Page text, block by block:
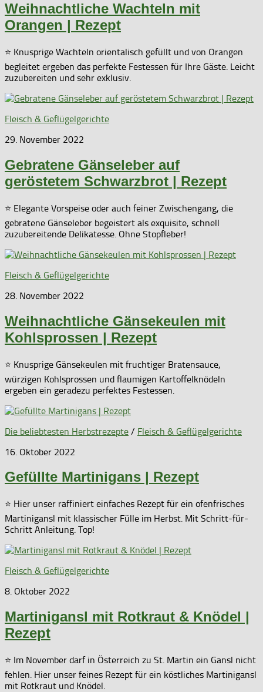
Weihnachtliche Wachteln mit
Orangen | Rezept
⭐ Knusprige Wachteln orientalisch gefüllt und von Orangen
begleitet ergeben das perfekte Festessen für Ihre Gäste. Leicht
zuzubereiten und sehr exklusiv.
Fleisch & Geflügelgerichte
29. November 2022
Gebratene Gänseleber auf
geröstetem Schwarzbrot | Rezept
⭐ Elegante Vorspeise oder auch feiner Zwischengang, die
gebratene Gänseleber begeistert als exquisite, schnell
zuzubereitende Delikatesse. Ohne Stopfleber!
Fleisch & Geflügelgerichte
28. November 2022
Weihnachtliche Gänsekeulen mit
Kohlsprossen | Rezept
⭐ Knusprige Gänsekeulen mit fruchtiger Bratensauce,
würzigen Kohlsprossen und flaumigen Kartoffelknödeln
ergeben ein geradezu perfektes Festessen.
Die beliebtesten Herbstrezepte / Fleisch & Geflügelgerichte
16. Oktober 2022
Gefüllte Martinigans | Rezept
⭐ Hier unser raffiniert einfaches Rezept für ein ofenfrisches
Martinigansl mit klassischer Fülle im Herbst. Mit Schritt-für-
Schritt Anleitung. Top!
Fleisch & Geflügelgerichte
8. Oktober 2022
Martinigansl mit Rotkraut & Knödel |
Rezept
⭐ Im November darf in Österreich zu St. Martin ein Gansl nicht
fehlen. Hier unser feines Rezept für ein köstliches Martinigansl
mit Rotkraut und Knödel.